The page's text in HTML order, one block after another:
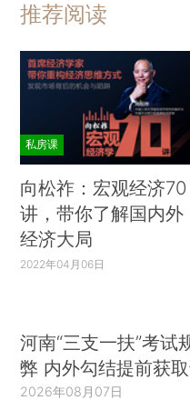
入，更要推进改革、创
引社会资金参与建设。
验，完善机制，提升
之前、抗在第一时间
李克强强调，各相
棋”大局意识，强化责
域管理机构也要加强
上下游、左右岸、干
成重大损失的，因工
问责。完善军地联动
与抗洪抢险救灾提供
利。
推荐阅读
私房课
向松祚：宏观经济70
讲，带你了解国内外
经济大局
2022年04月06日
河南“三支一扶”考试
弊 内外勾结提前获
2026年08月07日